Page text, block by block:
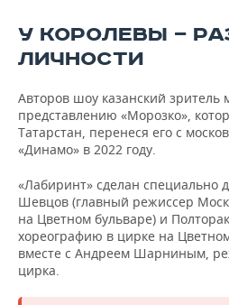
У КОРОЛЕВЫ —
ЛИЧНОСТИ
Авторов шоу казанский
представлению «Морозко»,
Татарстан, перенеся его с
«Динамо» в 2022 году.
«Лабиринт» сделан специально
Шевцов (главный режиссер
на Цветном бульваре) и
хореографию в цирке на
вместе с Андреем Шарниным,
цирка.